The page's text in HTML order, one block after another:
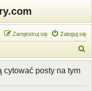
Zaloguj się
Zarejestruj się
z
k
cytować posty na tym